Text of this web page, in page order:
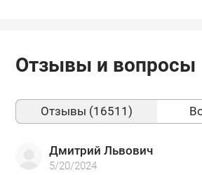
Отзывы и вопросы
Отзывы (16511)
Дмитрий Львович
5/20/2024